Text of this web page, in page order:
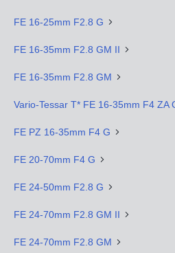
FE 16-25mm F2.8 G
FE 16-35mm F2.8 GM II
FE 16-35mm F2.8 GM
Vario-Tessar T* FE 16-35mm F4 ZA
FE PZ 16-35mm F4 G
FE 20-70mm F4 G
FE 24-50mm F2.8 G
FE 24-70mm F2.8 GM II
FE 24-70mm F2.8 GM